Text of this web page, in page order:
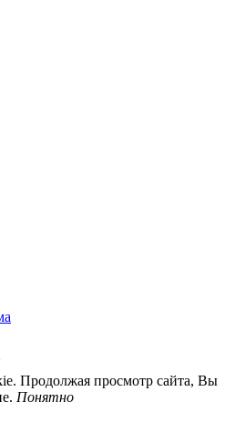
Продолжая просмотр сайта, Вы
Понятно